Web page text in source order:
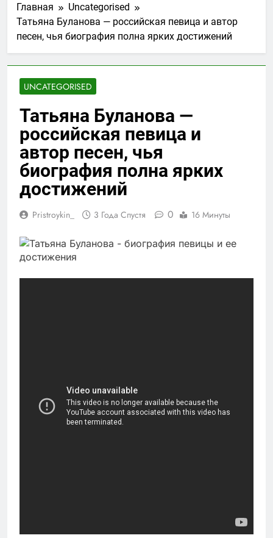
Главная
Uncategorised
Татьяна Буланова — российская певица и автор
песен, чья биография полна ярких достижений
UNCATEGORISED
Татьяна Буланова —
российская певица и
автор песен, чья
биография полна ярких
достижений
Pristroykin_ 3 Года Спустя 0 16 Минуты